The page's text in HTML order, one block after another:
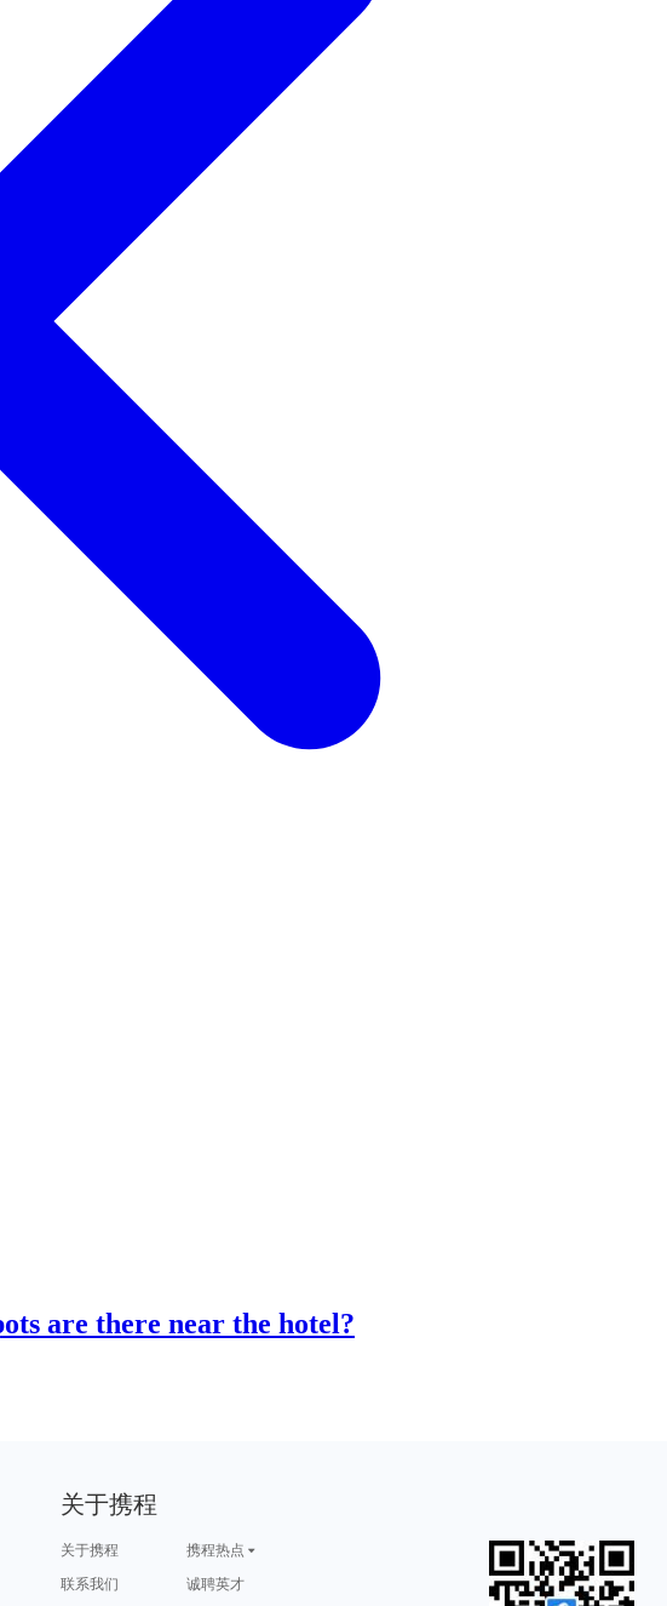
are there near the hotel?
关于携程
关于携程
携程热点
联系我们
诚聘英才